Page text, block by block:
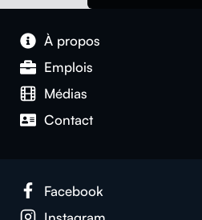
À pro­pos
Emplois
Médias
Con­tact
Face­book